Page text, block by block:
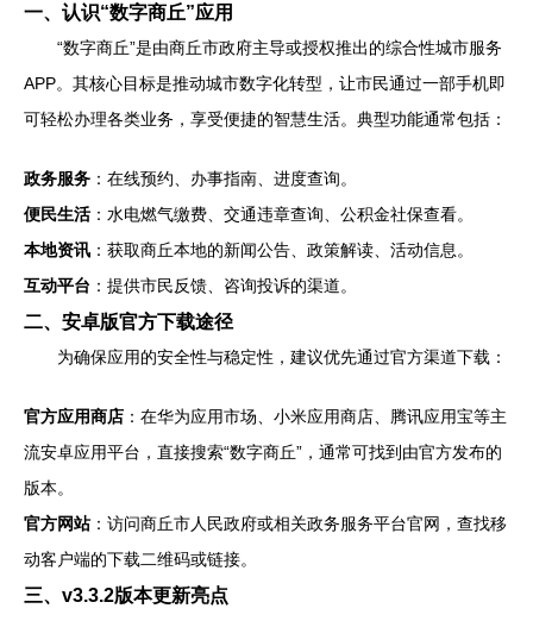
一、认识“数字商丘”应用
“数字商丘”是由商丘市政府主导或授权推出的综合性城市服务
APP。其核心目标是推动城市数字化转型，让市民通过一部手机即
可轻松办理各类业务，享受便捷的智慧生活。典型功能通常包括：
政务服务 ：在线预约、办事指南、进度查询。
便民生活 ：水电燃气缴费、交通违章查询、公积金社保查看。
本地资讯 ：获取商丘本地的新闻公告、政策解读、活动信息。
互动平台 ：提供市民反馈、咨询投诉的渠道。
二、安卓版官方下载途径
为确保应用的安全性与稳定性，建议优先通过官方渠道下载：
官方应用商店 ：在华为应用市场、小米应用商店、腾讯应用宝等主
流安卓应用平台，直接搜索“数字商丘”，通常可找到由官方发布的
版本。
官方网站：访问商丘市人民政府或相关政务服务平台官网，查找移
动客户端的下载二维码或链接。
三、v3.3.2版本更新亮点